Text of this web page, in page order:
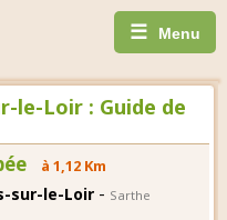
☰ Menu
le-Loir : Guide de
à 1,12 Km
sur-le-Loir - Sarthe